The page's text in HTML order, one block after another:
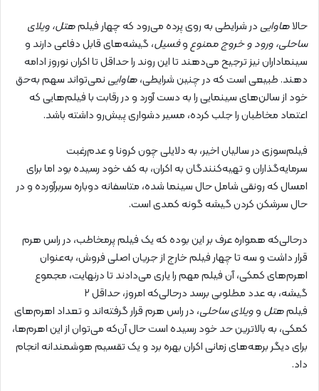
حالاهاواییدر شرایطی به روی پرده می‌رود که چهار فیلمهتل، ویلای
ساحلی، ورود و خروج ممنوعوفسیل، گیشه‌های قابل دفاعی دارند و
سینماداران نیز ترجیح می‌دهند تا این روند را حداقل تا اکران نوروز ادامه
دهند. طبیعی است که در چنین شرایطی،هاوایینمی‌تواند سهم به‌حق
خود از سالن‌های سینمایی را به دست آورد و در رقابت با فیلم‌هایی که
اعتماد مخاطبان را جلب کرده، مسیر دشواری پیش‌رو داشته باشد.
فیلم‌سوزی در سالیان اخیر، به دلایلی چون کرونا و عدم‌رغبت
سرمایه‌گذاران و تهیه‌کنندگان به اکران، به کف خود رسیده بود اما برای
امسال که رونقی شامل حال سینما شده، متاسفانه دوباره سربرآورده و در
حال سرشکن کردن گیشه گونه کمدی‌ است.
درحالی‌که همواره عرف بر این بوده که یک فیلم پرمخاطب، در راس هرم
قرار داشت و سه تا چهار فیلم خارج از جریان اصلی فروش، به‌عنوان
اهرم‌های کمکی، آن فیلم مهم را یاری می‌دادند تا درنهایت، مجموع
گیشه، به عدد مطلوبی برسد درحالی‌که امروز، حداقل ۲
فیلمهتل وویلای ساحلی، در راس هرم قرار گرفته‌اند و تعداد اهرم‌های
کمکی، به بالاترین حد خود رسیده‌ است حال آن‌که می‌توان از این اهرم‌ها،
برای دیگر برهه‌های زمانی اکران بهره برد و یک تقسیم هوشمندانه انجام
داد.